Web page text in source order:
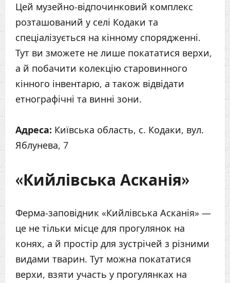
Цей музейно-відпочинковий комплекс
розташований у селі Кодаки та
спеціалізується на кінному спорядженні.
Тут ви зможете не лише покататися верхи,
а й побачити колекцію старовинного
кінного інвентарю, а також відвідати
етнографічні та винні зони.
Адреса: Київська область, с. Кодаки, вул.
Яблунева, 7
«Кийлівська Асканія»
Ферма-заповідник «Кийлівська Асканія» —
це не тільки місце для прогулянок на
конях, а й простір для зустрічей з різними
видами тварин. Тут можна покататися
верхи, взяти участь у прогулянках на